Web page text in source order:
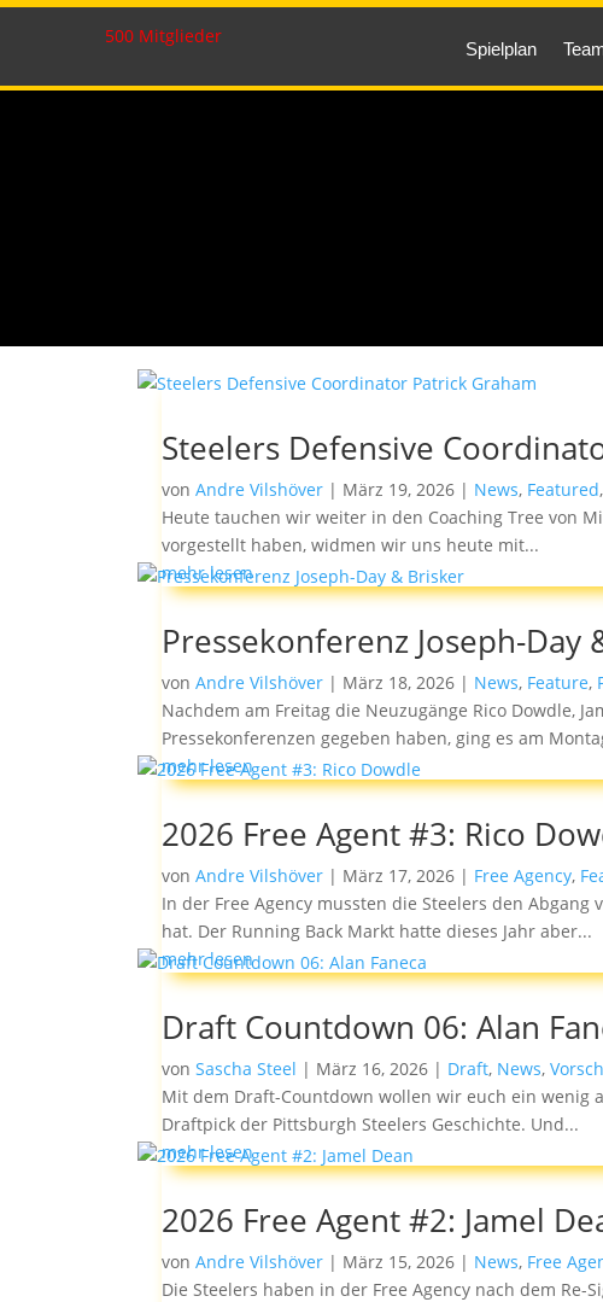
500 Mitglieder
Spielplan
Steelers Defensive
vonAndre Vilshöver | März 19, 2026 | News, Featured,
Heute tauchen wir weiter in den Coaching Tree von
vorgestellt haben, widmen wir uns heute mit...
mehr lesen
Pressekonferenz Joseph-Day
vonAndre Vilshöver | März 18, 2026 | News, Feature,
Nachdem am Freitag die Neuzugänge Rico Dowdle,
Pressekonferenzen gegeben haben, ging es am
mehr lesen
2026 Free Agent #3: Rico
vonAndre Vilshöver | März 17, 2026 | Free Agency,
In der Free Agency mussten die Steelers den Abgang
hat. Der Running Back Markt hatte dieses Jahr aber...
mehr lesen
Draft Countdown 06: Alan
vonSascha Steel | März 16, 2026 | Draft, News,
Mit dem Draft-Countdown wollen wir euch ein wenig
Draftpick der Pittsburgh Steelers Geschichte. Und...
mehr lesen
2026 Free Agent #2: Jamel
vonAndre Vilshöver | März 15, 2026 | News, Free
Die Steelers haben in der Free Agency nach dem